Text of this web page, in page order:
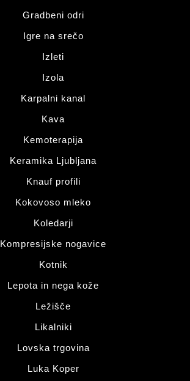
Gradbeni odri
Igre na srečo
Izleti
Izola
Karpalni kanal
Kava
Kemoterapija
Keramika Ljubljana
Knauf profili
Kokovoso mleko
Koledarji
Kompresijske nogavice
Kotnik
Lepota in nega kože
Ležišče
Likalniki
Lovska trgovina
Luka Koper